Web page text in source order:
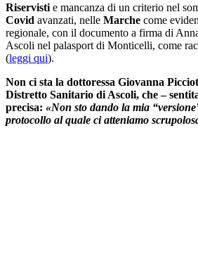
Riservisti e mancanza di un criterio nel
Covid avanzati, nelle Marche come
regionale, con il documento a firma di
Ascoli nel palasport di Monticelli, come
(leggi qui).
Non ci sta la dottoressa Giovanna
Distretto Sanitario di Ascoli, che –
precisa: «Non sto dando la mia
protocollo al quale ci atteniamo